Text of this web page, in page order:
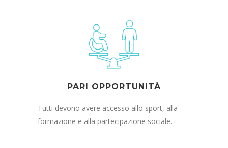
PARI OPPORTUNITÀ
Tutti devono avere accesso allo sport, alla
formazione e alla partecipazione sociale.